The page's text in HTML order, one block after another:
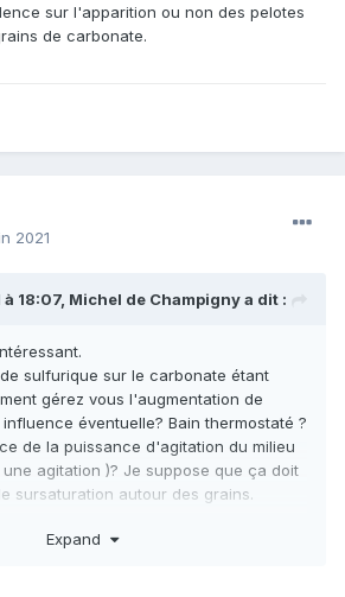
sur l'apparition ou non des pelotes
de carbonate.
2021
18:07, Michel de Champignya dit :
sulfurique sur le carbonate étant
gérez vous l'augmentation de
éventuelle? Bain thermostaté ?
de la puissance d'agitation du milieu
agitation )? Je suppose que ça doit
sursaturation autour des grains.
une incidence sur l'apparition ou non
Expand